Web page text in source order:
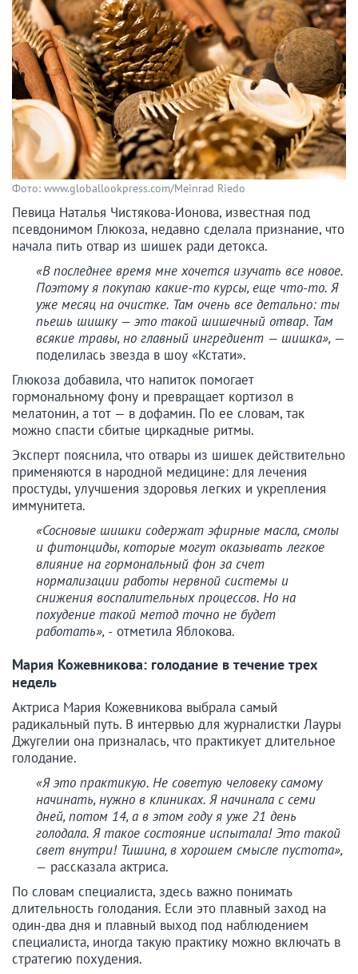
Фото: www.globallookpress.com/Meinrad Riedo
Певица Наталья Чистякова-Ионова, известная под
псевдонимом Глюкоза, недавно сделала признание, что
начала пить отвар из шишек ради детокса.
«В последнее время мне хочется изучать все новое.
Поэтому я покупаю какие-то курсы, еще что-то. Я
уже месяц на очистке. Там очень все детально: ты
пьешь шишку — это такой шишечный отвар. Там
всякие травы, но главный ингредиент — шишка», —
поделилась звезда в шоу «Кстати».
Глюкоза добавила, что напиток помогает
гормональному фону и превращает кортизол в
мелатонин, а тот — в дофамин. По ее словам, так
можно спасти сбитые циркадные ритмы.
Эксперт пояснила, что отвары из шишек действительно
применяются в народной медицине: для лечения
простуды, улучшения здоровья легких и укрепления
иммунитета.
«Сосновые шишки содержат эфирные масла, смолы
и фитонциды, которые могут оказывать легкое
влияние на гормональный фон за счет
нормализации работы нервной системы и
снижения воспалительных процессов. Но на
похудение такой метод точно не будет
работать», - отметила Яблокова.
Мария Кожевникова: голодание в течение трех
недель
Актриса Мария Кожевникова выбрала самый
радикальный путь. В интервью для журналистки Лауры
Джугелии она призналась, что практикует длительное
голодание.
«Я это практикую. Не советую человеку самому
начинать, нужно в клиниках. Я начинала с семи
дней, потом 14, а в этом году я уже 21 день
голодала. Я такое состояние испытала! Это такой
свет внутри! Тишина, в хорошем смысле пустота»,
— рассказала актриса.
По словам специалиста, здесь важно понимать
длительность голодания. Если это плавный заход на
один-два дня и плавный выход под наблюдением
специалиста, иногда такую практику можно включать в
стратегию похудения.